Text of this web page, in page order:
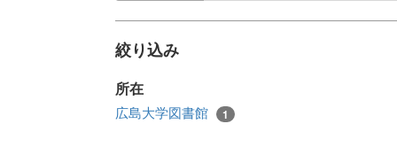
絞り込み
所在
広島大学図書館 1